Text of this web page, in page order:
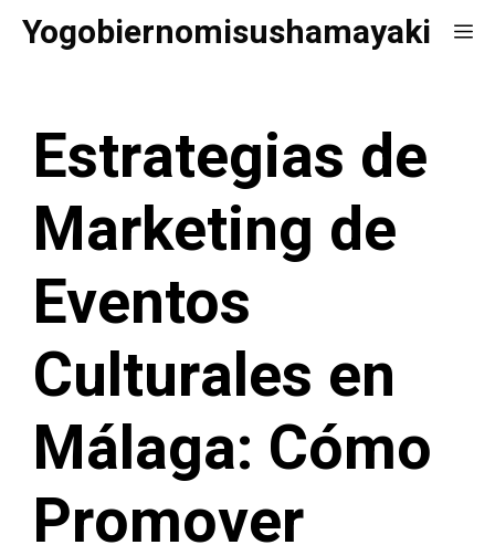
SaltarYogobiernomisushamayaki
Estrategias de
Marketing de
Eventos
Culturales en
Málaga: Cómo
Promover